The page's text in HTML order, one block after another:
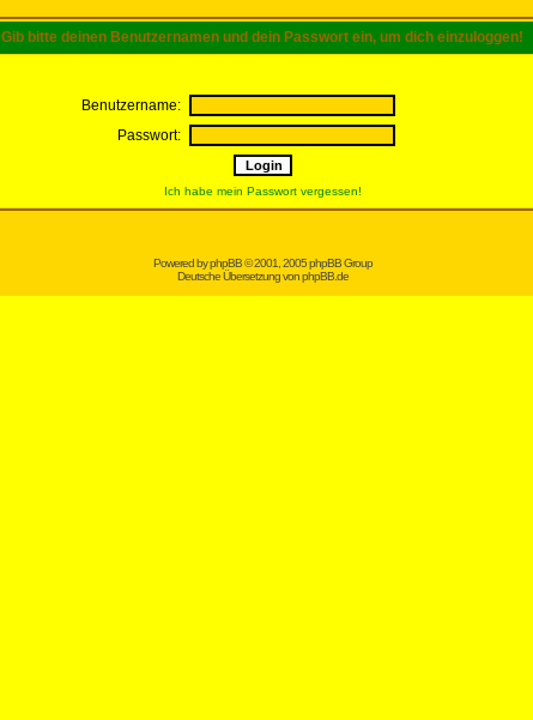
Gib bitte deinen Benutzernamen und dein Passwort ein, um dich einzuloggen!
Benutzername:
Passwort:
Ich habe mein Passwort vergessen!
Powered byphpBB© 2001, 2005 phpBB Group
Deutsche Übersetzung vonphpBB.de